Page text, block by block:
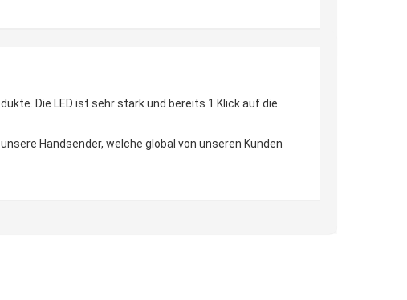
Die LED ist sehr stark und bereits 1 Klick auf die
Handsender, welche global von unseren Kunden